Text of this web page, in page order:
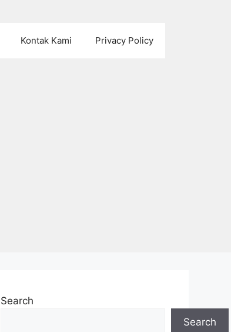
Kontak Kami Privacy Policy
Search
Search